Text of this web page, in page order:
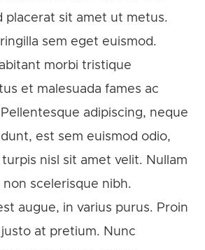
placerat sit amet ut metus.
sem eget euismod.
morbi tristique
et malesuada fames ac
adipiscing, neque
est sem euismod odio,
nisl sit amet velit. Nullam
scelerisque nibh.
augue, in varius purus. Proin
at pretium. Nunc